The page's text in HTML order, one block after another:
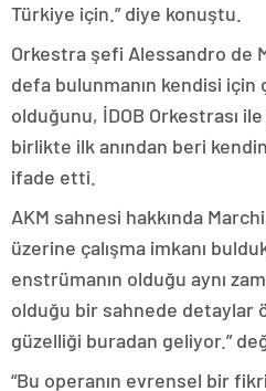
Türkiye için.” diye konuştu.
Orkestra şefi Alessandro de
defa bulunmanın kendisi için
olduğunu, İDOB Orkestrası
birlikte ilk anından beri
ifade etti.
AKM sahnesi hakkında
üzerine çalışma imkanı
enstrümanın olduğu aynı
olduğu bir sahnede detaylar
güzelliği buradan geliyor.”
“Bu operanın evrensel bir